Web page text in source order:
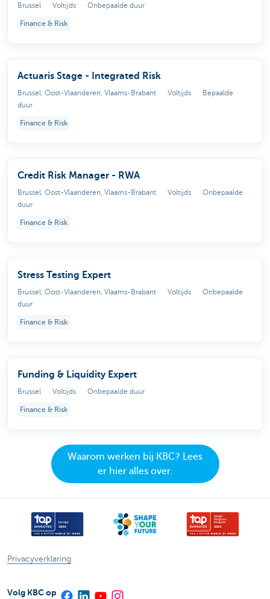
Brussel Voltijds Onbepaalde duur
Finance & Risk
Actuaris Stage - Integrated Risk
Brussel, Oost-Vlaanderen, Vlaams-Brabant Voltijds
Bepaalde
duur
Finance & Risk
Credit Risk Manager - RWA
Brussel, Oost-Vlaanderen, Vlaams-Brabant Voltijds
Onbepaalde
duur
Finance & Risk
Stress Testing Expert
Brussel, Oost-Vlaanderen, Vlaams-Brabant Voltijds
Onbepaalde
duur
Finance & Risk
Funding & Liquidity Expert
Brussel Voltijds Onbepaalde duur
Finance & Risk
Waarom werken bij KBC? Lees
er hier alles over.
Privacyverklaring
Volg KBC op